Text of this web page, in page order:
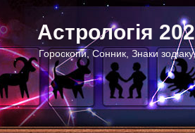
Астрологія
Гороскопи, Сонник, Знаки